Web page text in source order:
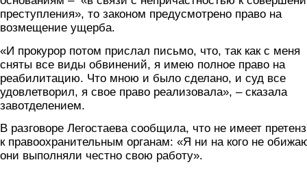
преступления», то законом предусмотрено право на
возмещение ущерба.
«И прокурор потом прислал письмо, что, так как с меня
сняты все виды обвинений, я имею полное право на
реабилитацию. Что мною и было сделано, и суд все
удовлетворил, я свое право реализовала», – сказала
завотделением.
В разговоре Легостаева сообщила, что не имеет
к правоохранительным органам: «Я ни на кого не
они выполняли честно свою работу».